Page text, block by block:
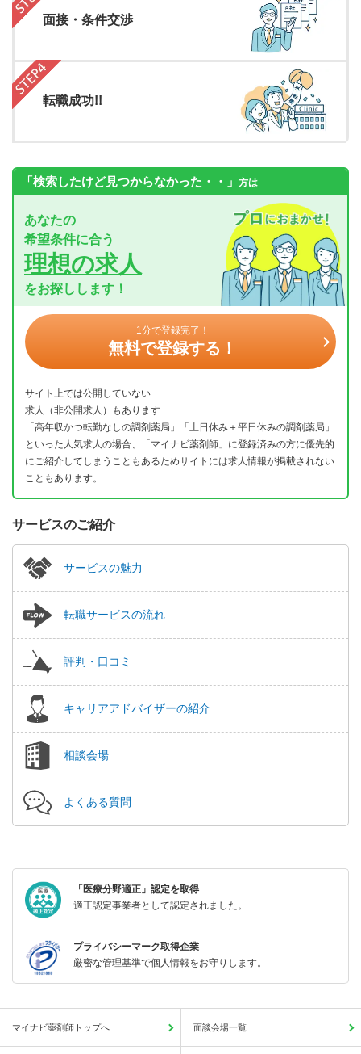
面接・条件交渉
転職成功!!
「検索したけど見つからなかった・・」 方は
あなたの
希望条件に合う
理想の求人
をお探しします！
1分で登録完了！
無料で登録する！
サイト上では公開していない
求人（非公開求人）もあります
「高年収かつ転勤なしの調剤薬局」「土日休み＋平日休みの調剤薬局」
といった人気求人の場合、「マイナビ薬剤師」に登録済みの方に優先的
にご紹介してしまうこともあるためサイトには求人情報が掲載されない
こともあります。
サービスのご紹介
サービスの魅力
転職サービスの流れ
評判・口コミ
キャリアアドバイザーの紹介
相談会場
よくある質問
「医療分野適正」認定を取得
適正認定事業者として認定されました。
プライバシーマーク取得企業
厳密な管理基準で個人情報をお守りします。
マイナビ薬剤師トップへ 面談会場一覧